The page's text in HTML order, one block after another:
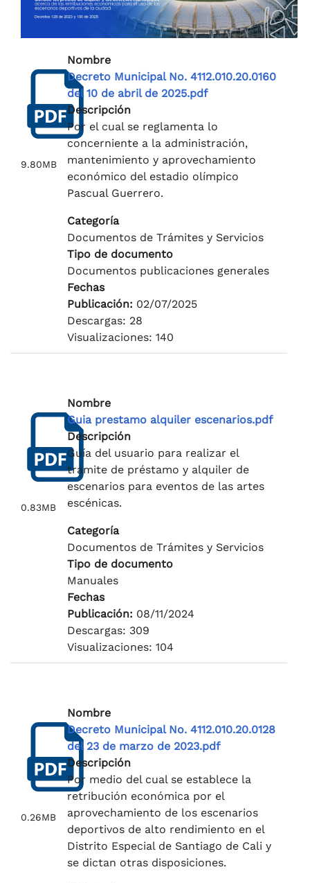
9.80MB
Nombre
Decreto Municipal No. 4112.010.20.0160
del 10 de abril de 2025.pdf
Descripción
Por el cual se reglamenta lo
concerniente a la administración,
mantenimiento y aprovechamiento
económico del estadio olímpico
Pascual Guerrero.
Categoría
Documentos de Trámites y Servicios
Tipo de documento
Documentos publicaciones generales
Fechas
Publicación: 02/07/2025
Descargas: 28
Visualizaciones: 140
0.83MB
Nombre
Guia prestamo alquiler escenarios.pdf
Descripción
Guía del usuario para realizar el
trámite de préstamo y alquiler de
escenarios para eventos de las artes
escénicas.
Categoría
Documentos de Trámites y Servicios
Tipo de documento
Manuales
Fechas
Publicación: 08/11/2024
Descargas: 309
Visualizaciones: 104
0.26MB
Nombre
Decreto Municipal No. 4112.010.20.0128
del 23 de marzo de 2023.pdf
Descripción
Por medio del cual se establece la
retribución económica por el
aprovechamiento de los escenarios
deportivos de alto rendimiento en el
Distrito Especial de Santiago de Cali y
se dictan otras disposiciones.